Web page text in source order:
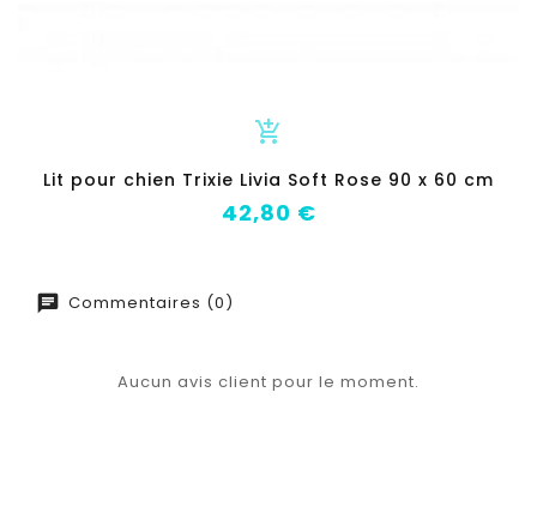
add_shopping_cart
Lit pour chien Trixie Livia Soft Rose 90 x 60 cm
Prix
42,80 €
Commentaires (0)
Aucun avis client pour le moment.